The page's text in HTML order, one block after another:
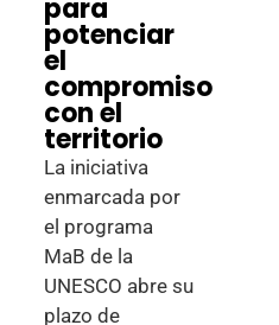
para
potenciar
el
compromiso
con el
territorio
La iniciativa
enmarcada por
el programa
MaB de la
UNESCO abre su
plazo de